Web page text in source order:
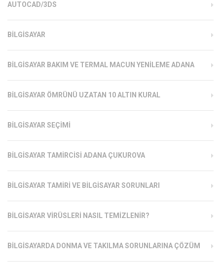
AUTOCAD/3DS
BILGISAYAR
BILGISAYAR BAKIM VE TERMAL MACUN YENILEME ADANA
BILGISAYAR ÖMRÜNÜ UZATAN 10 ALTIN KURAL
BILGISAYAR SEÇIMI
BILGISAYAR TAMIRCISI ADANA ÇUKUROVA
BILGISAYAR TAMIRI VE BILGISAYAR SORUNLARI
BILGISAYAR VIRÜSLERI NASIL TEMIZLENIR?
BILGISAYARDA DONMA VE TAKILMA SORUNLARINA ÇÖZÜM